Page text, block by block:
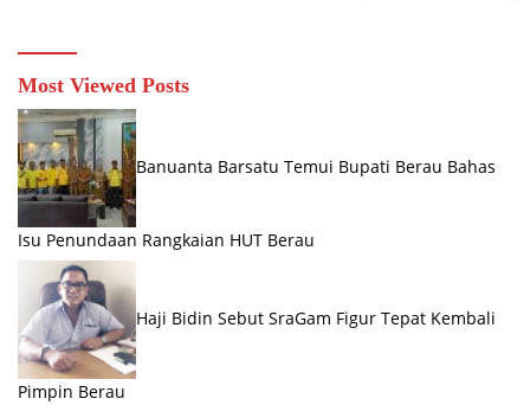
Most Viewed Posts
Banuanta Barsatu Temui Bupati Berau Bahas
Isu Penundaan Rangkaian HUT Berau
Haji Bidin Sebut SraGam Figur Tepat Kembali
Pimpin Berau